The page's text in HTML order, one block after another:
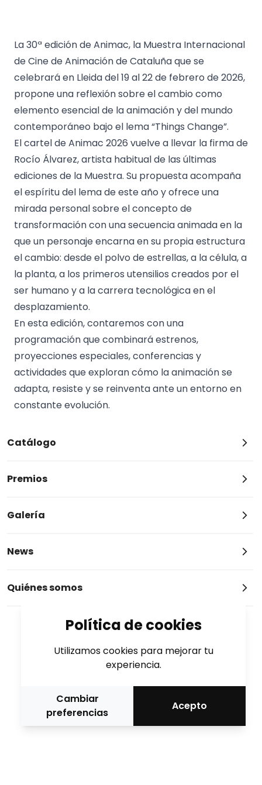
La 30ª edición de Animac, la Muestra Internacional
de Cine de Animación de Cataluña que se
celebrará en Lleida del 19 al 22 de febrero de 2026,
propone una reflexión sobre el cambio como
elemento esencial de la animación y del mundo
contemporáneo bajo el lema “Things Change”.
El cartel de Animac 2026 vuelve a llevar la firma de
Rocío Álvarez, artista habitual de las últimas
ediciones de la Muestra. Su propuesta acompaña
el espíritu del lema de este año y ofrece una
mirada personal sobre el concepto de
transformación con una secuencia animada en la
que un personaje encarna en su propia estructura
el cambio: desde el polvo de estrellas, a la célula, a
la planta, a los primeros utensilios creados por el
ser humano y a la carrera tecnológica en el
desplazamiento.
En esta edición, contaremos con una
programación que combinará estrenos,
proyecciones especiales, conferencias y
actividades que exploran cómo la animación se
adapta, resiste y se reinventa ante un entorno en
constante evolución.
Catálogo
Premios
Galería
News
Quiénes somos
Política de cookies
Utilizamos cookies para mejorar tu
experiencia.
Cambiar
preferencias
Acepto